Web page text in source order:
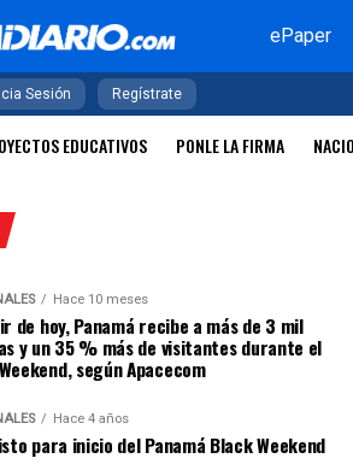
ePaper
Sesión Regístrate
EDUCATIVOS PONLE LA FIRMA
Hace 10 meses
de hoy, Panamá recibe a más de 3 mil
y un 35 % más de visitantes durante el
según Apacecom
Hace 4 años
para inicio del Panamá Black Weekend